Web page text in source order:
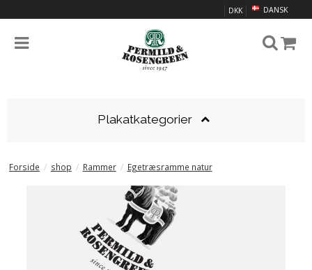
DANSK
DKK
Plakatkategorier
Forside / shop / Rammer / Egetræsramme natur